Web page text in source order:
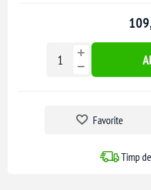
Favorite
Timp